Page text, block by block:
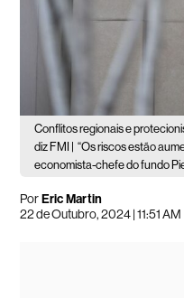
Conflitos regionais e
diz FMI |
“Os riscos estão
economista-chefe do fundo
PorEric Martin
22 de Outubro, 2024 | 11:51 AM